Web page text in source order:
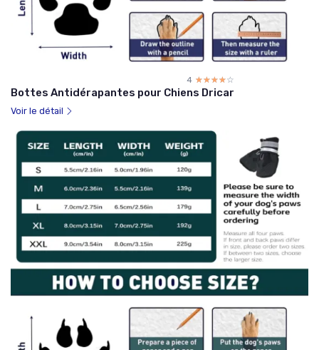
4 ☆☆☆☆☆
★★★★★
Bottes Antidérapantes pour Chiens Dricar
Voir le détail